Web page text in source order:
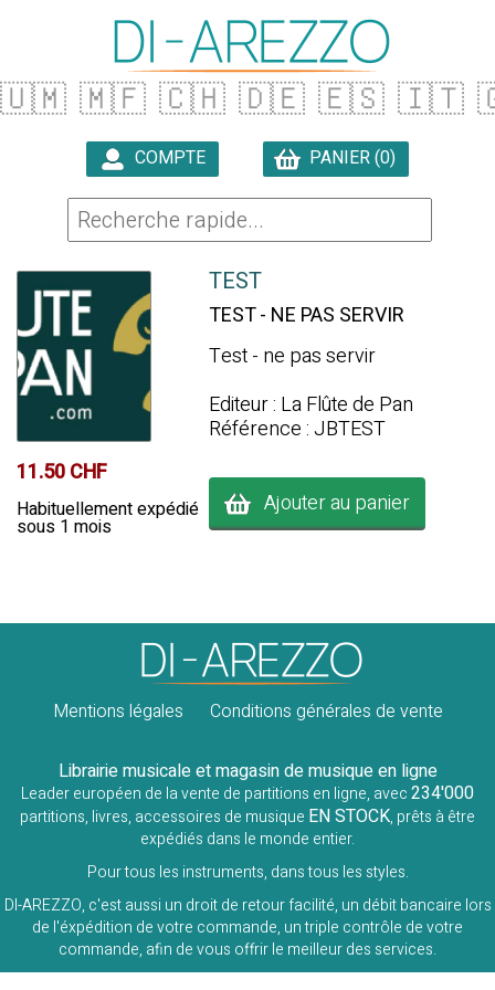
🇺🇲 🇲🇫 🇨🇭 🇩🇪 🇪🇸 🇮🇹
COMPTE PANIER (0)
11.50 CHF
Habituellement expédié
sous 1 mois
TEST
TEST - NE PAS SERVIR
Test - ne pas servir
Editeur : La Flûte de Pan
Référence : JBTEST
Ajouter au panier
Mentions légales Conditions générales de vente
Librairie musicale et magasin de musique en ligne
Leader européen de la vente de partitions en ligne, avec234'000
partitions, livres, accessoires de musique EN STOCK, prêts à être
expédiés dans le monde entier.
Pour tous les instruments, dans tous les styles.
DI-AREZZO, c'est aussi un droit de retour facilité, un débit bancaire lors
de l'éxpédition de votre commande, un triple contrôle de votre
commande, afin de vous offrir le meilleur des services.